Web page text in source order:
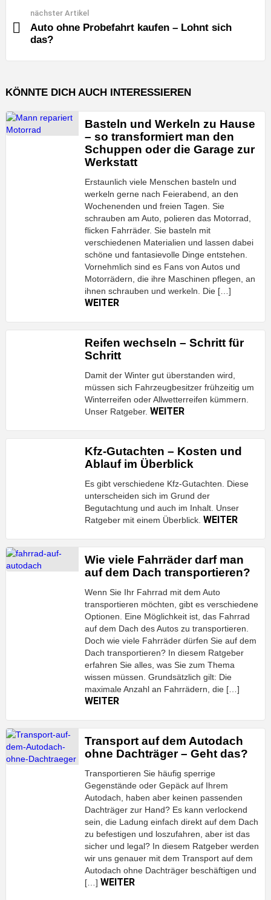
nächster Artikel
Auto ohne Probefahrt kaufen – Lohnt sich
das?
KÖNNTE DICH AUCH INTERESSIEREN
Basteln und Werkeln zu Hause
– so transformiert man den
Schuppen oder die Garage zur
Werkstatt
Erstaunlich viele Menschen basteln und
werkeln gerne nach Feierabend, an den
Wochenenden und freien Tagen. Sie
schrauben am Auto, polieren das Motorrad,
flicken Fahrräder. Sie basteln mit
verschiedenen Materialien und lassen dabei
schöne und fantasievolle Dinge entstehen.
Vornehmlich sind es Fans von Autos und
Motorrädern, die ihre Maschinen pflegen, an
ihnen schrauben und werkeln. Die […]
WEITER
Reifen wechseln – Schritt für
Schritt
Damit der Winter gut überstanden wird,
müssen sich Fahrzeugbesitzer frühzeitig um
Winterreifen oder Allwetterreifen kümmern.
Unser Ratgeber. WEITER
Kfz-Gutachten – Kosten und
Ablauf im Überblick
Es gibt verschiedene Kfz-Gutachten. Diese
unterscheiden sich im Grund der
Begutachtung und auch im Inhalt. Unser
Ratgeber mit einem Überblick. WEITER
Wie viele Fahrräder darf man
auf dem Dach transportieren?
Wenn Sie Ihr Fahrrad mit dem Auto
transportieren möchten, gibt es verschiedene
Optionen. Eine Möglichkeit ist, das Fahrrad
auf dem Dach des Autos zu transportieren.
Doch wie viele Fahrräder dürfen Sie auf dem
Dach transportieren? In diesem Ratgeber
erfahren Sie alles, was Sie zum Thema
wissen müssen. Grundsätzlich gilt: Die
maximale Anzahl an Fahrrädern, die […]
WEITER
Transport auf dem Autodach
ohne Dachträger – Geht das?
Transportieren Sie häufig sperrige
Gegenstände oder Gepäck auf Ihrem
Autodach, haben aber keinen passenden
Dachträger zur Hand? Es kann verlockend
sein, die Ladung einfach direkt auf dem Dach
zu befestigen und loszufahren, aber ist das
sicher und legal? In diesem Ratgeber werden
wir uns genauer mit dem Transport auf dem
Autodach ohne Dachträger beschäftigen und
[…] WEITER